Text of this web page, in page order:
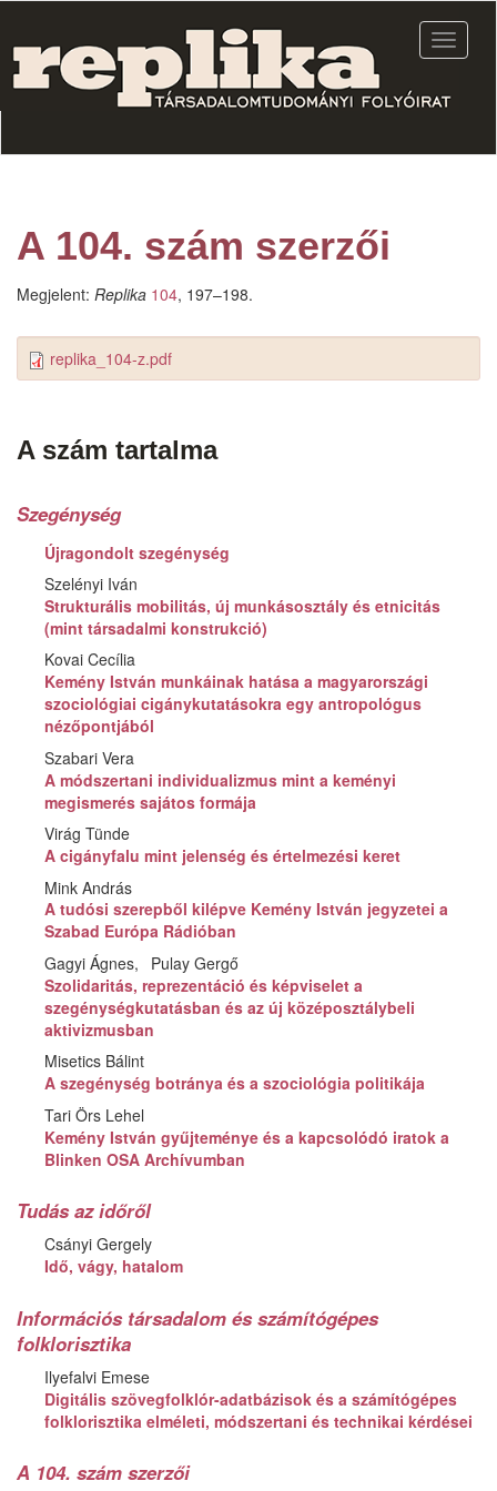
tartalomra
A 104. szám szerzői
Megjelent: Replika 104, 197–198.
replika_104-z.pdf
A szám tartalma
Szegénység
Újragondolt szegénység
Szelényi Iván
Strukturális mobilitás, új munkásosztály és etnicitás
(mint társadalmi konstrukció)
Kovai Cecília
Kemény István munkáinak hatása a magyarországi
szociológiai cigánykutatásokra egy antropológus
nézőpontjából
Szabari Vera
A módszertani individualizmus mint a keményi
megismerés sajátos formája
Virág Tünde
A cigányfalu mint jelenség és értelmezési keret
Mink András
A tudósi szerepből kilépve Kemény István jegyzetei a
Szabad Európa Rádióban
Gagyi Ágnes
Pulay Gergő
Szolidaritás, reprezentáció és képviselet a
szegénységkutatásban és az új középosztálybeli
aktivizmusban
Misetics Bálint
A szegénység botránya és a szociológia politikája
Tari Örs Lehel
Kemény István gyűjteménye és a kapcsolódó iratok a
Blinken OSA Archívumban
Tudás az időről
Csányi Gergely
Idő, vágy, hatalom
Információs társadalom és számítógépes
folklorisztika
Ilyefalvi Emese
Digitális szövegfolklór-adatbázisok és a számítógépes
folklorisztika elméleti, módszertani és technikai kérdései
A 104. szám szerzői